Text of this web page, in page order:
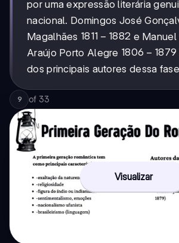
por uma expressão literária
nacional. Domingos José
Magalhães 1811-
1882
1811 − 1882 e
Araújo Porto Alegre 1806-
1879
1806 − 1879
dos principais autores dessa
9 of 33
Visualizar